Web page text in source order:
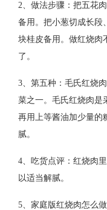
2、做法步骤：把五花
备用。把小葱切成长段
块桂皮备用。做红烧肉
了。
3、第五种：毛氏红烧
菜之一。毛氏红烧肉是
再用上等酱油加少量的
腻。
4、吃货点评：红烧肉
以适当解腻。
5、家庭版红烧肉怎么